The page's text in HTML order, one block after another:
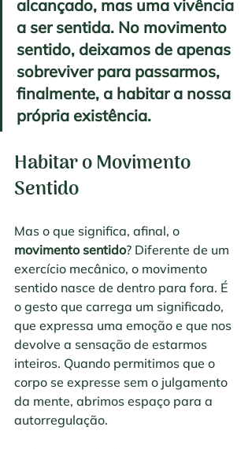
alcançado, mas uma vivência
a ser sentida. No movimento
sentido, deixamos de apenas
sobreviver para passarmos,
finalmente, a habitar a nossa
própria existência.
Habitar o Movimento
Sentido
Mas o que significa, afinal, o
movimento sentido? Diferente de um
exercício mecânico, o movimento
sentido nasce de dentro para fora. É
o gesto que carrega um significado,
que expressa uma emoção e que nos
devolve a sensação de estarmos
inteiros. Quando permitimos que o
corpo se expresse sem o julgamento
da mente, abrimos espaço para a
autorregulação.